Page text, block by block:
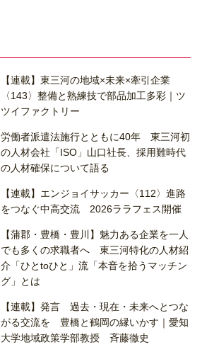
【連載】東三河の地域×未来×牽引企業
〈143〉整備と熟練技で部品加工多彩｜ツ
ツイファクトリー
労働者派遣法施行とともに40年 東三河初
の人材会社「ISO」山口社長、採用難時代
の人材確保について語る
【連載】エンジョイサッカー〈112〉進路
をつなぐ中高交流 2026ララフェス開催
【蒲郡・豊橋・豊川】魅力ある企業を一人
でも多くの求職者へ 東三河特化の人材紹
介「ひとtoひと」流「本音を拾うマッチン
グ」とは
【連載】発言 過去・現在・未来へとつな
がる交流を 豊橋と鶴岡の縁いかす｜愛知
大学地域政策学部教授 斉藤徹史